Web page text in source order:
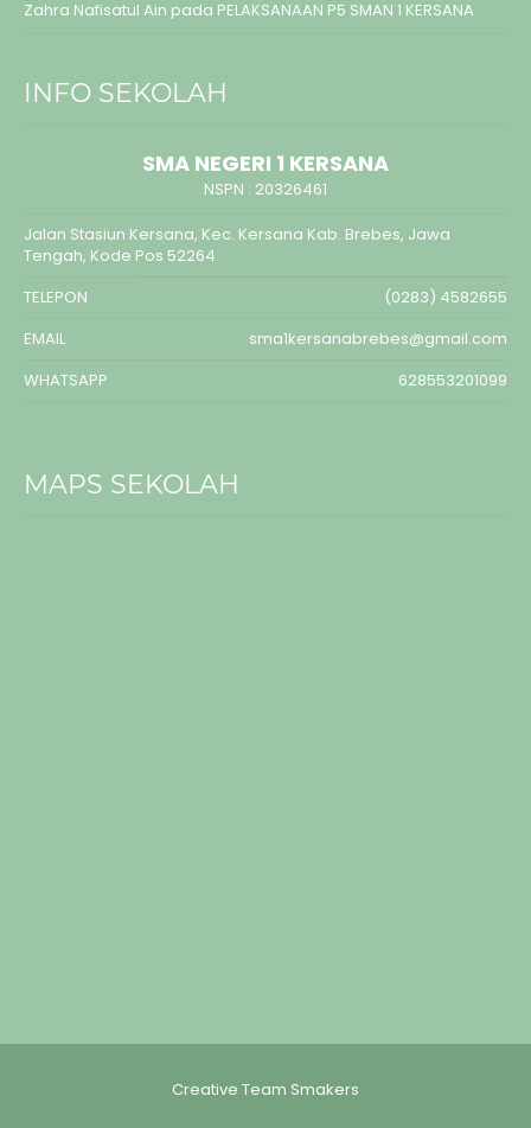
Zahra Nafisatul Ain pada PELAKSANAAN P5 SMAN 1 KERSANA
INFO SEKOLAH
SMA NEGERI 1 KERSANA
NSPN : 20326461
Jalan Stasiun Kersana, Kec. Kersana Kab. Brebes, Jawa
Tengah, Kode Pos 52264
TELEPON
(0283) 4582655
EMAIL
sma1kersanabrebes@gmail.com
WHATSAPP
628553201099
MAPS SEKOLAH
Creative Team Smakers